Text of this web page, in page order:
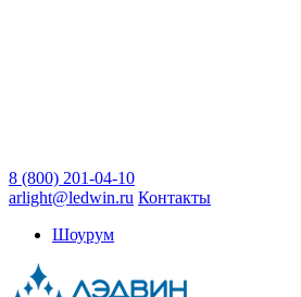
8 (800) 201-04-10
arlight@ledwin.ru Контакты
Шоурум